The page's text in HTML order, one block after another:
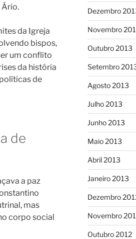
Ário.
da Igreja
bispos,
um conflito
da história
de
de
a paz
mas
corpo social
Dezembro
Novembro
Outubro 2013
Setembro
Agosto 2013
Julho 2013
Junho 2013
Maio 2013
Abril 2013
Janeiro 2013
Dezembro
Novembro
Outubro 2012